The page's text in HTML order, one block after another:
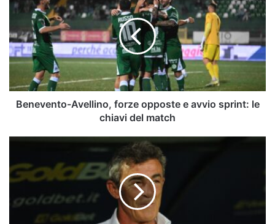
forze
opposte
e
avvio
sprint:
chiavi
delBenevento-Avellino, forze opposte e avvio sprint: le
chiavi del match
Benevento-
Auteri:
"Ansia?
giocatori